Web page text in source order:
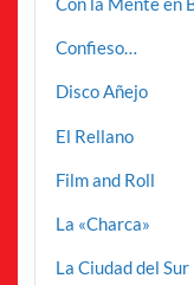
Confieso…
Disco Añejo
El Rellano
Film and Roll
La «Charca»
La Ciudad del Sur